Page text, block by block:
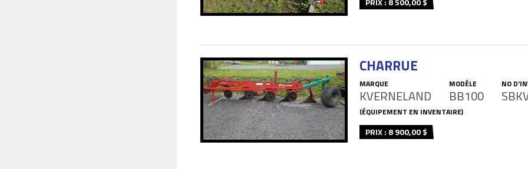
CHARRUE
MARQUE
KVERNELAND
MODÈLE
BB100
NO
(ÉQUIPEMENT EN INVENTAIRE)
PRIX : 8 900,00 $